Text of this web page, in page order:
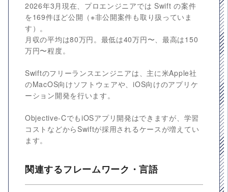
2026年3月現在、プロエンジニアでは Swift の案件
を169件ほど公開（※非公開案件も取り扱っていま
す）。
月収の平均は80万円。最低は40万円〜、最高は150
万円〜程度。
Swiftのフリーランスエンジニアは、主に米Apple社
のMacOS向けソフトウェアや、iOS向けのアプリケ
ーション開発を行います。
Objective-CでもiOSアプリ開発はできますが、学習
コストなどからSwiftが採用されるケースが増えてい
ます。
関連するフレームワーク・言語